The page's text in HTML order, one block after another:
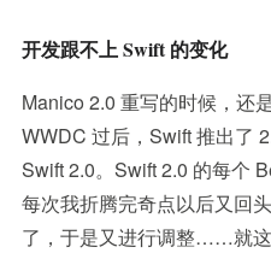
开发跟不上 Swift 的变化
Manico 2.0 重写的时候，还
WWDC 过后，Swift 推出了
Swift 2.0。Swift 2.0 的每个
每次我折腾完奇点以后又回
了，于是又进行调整……就